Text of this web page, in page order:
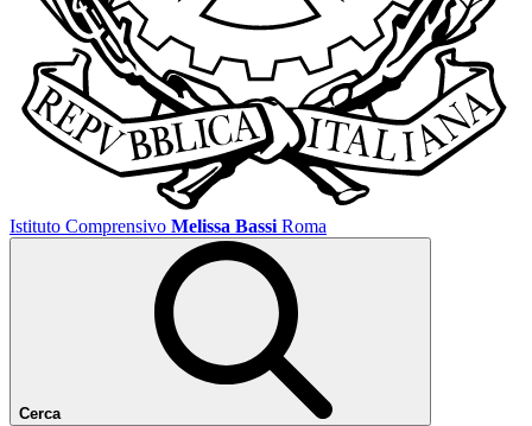
Istituto Comprensivo Melissa Bassi Roma
Cerca